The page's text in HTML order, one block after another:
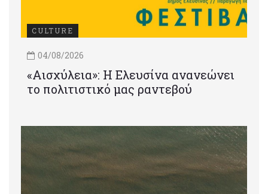
CULTURE
04/08/2026
«Αισχύλεια»: Η Ελευσίνα ανανεώνει
το πολιτιστικό μας ραντεβού